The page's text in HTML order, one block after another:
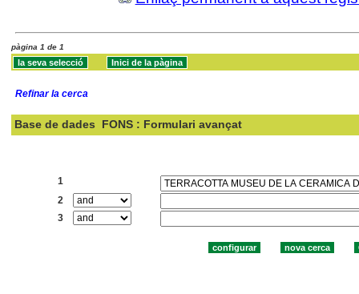
pàgina 1 de 1
Refinar la cerca
Base de dades FONS : Formulari avançat
1
2
3